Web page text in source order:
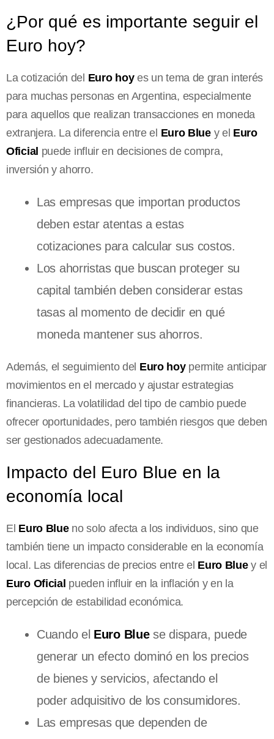
¿Por qué es importante seguir el
Euro hoy?
La cotización del Euro hoyes un tema de gran interés
para muchas personas en Argentina, especialmente
para aquellos que realizan transacciones en moneda
extranjera. La diferencia entre el Euro Bluey el Euro
Oficial puede influir en decisiones de compra,
inversión y ahorro.
Las empresas que importan productos
deben estar atentas a estas
cotizaciones para calcular sus costos.
Los ahorristas que buscan proteger su
capital también deben considerar estas
tasas al momento de decidir en qué
moneda mantener sus ahorros.
Además, el seguimiento del Euro hoypermite anticipar
movimientos en el mercado y ajustar estrategias
financieras. La volatilidad del tipo de cambio puede
ofrecer oportunidades, pero también riesgos que deben
ser gestionados adecuadamente.
Impacto del Euro Blue en la
economía local
El Euro Blueno solo afecta a los individuos, sino que
también tiene un impacto considerable en la economía
local. Las diferencias de precios entre el Euro Bluey el
Euro Oficial pueden influir en la inflación y en la
percepción de estabilidad económica.
Cuando el Euro Bluese dispara, puede
generar un efecto dominó en los precios
de bienes y servicios, afectando el
poder adquisitivo de los consumidores.
Las empresas que dependen de